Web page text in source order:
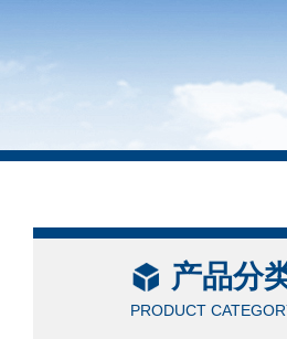
产品分
PRODUCT